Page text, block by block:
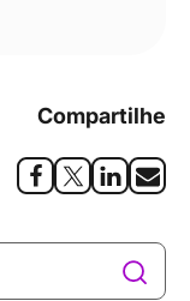
Compartilhe